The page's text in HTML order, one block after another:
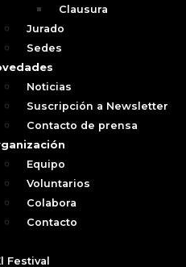
Clausura
Jurado
Sedes
Noticias
Suscripción a Newsletter
Contacto de prensa
Equipo
Voluntarios
Colabora
Contacto
Festival